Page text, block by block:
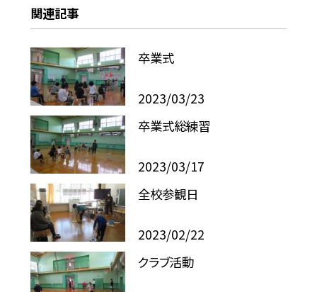
関連記事
卒業式
2023/03/23
卒業式総練習
2023/03/17
全校参観日
2023/02/22
クラブ活動